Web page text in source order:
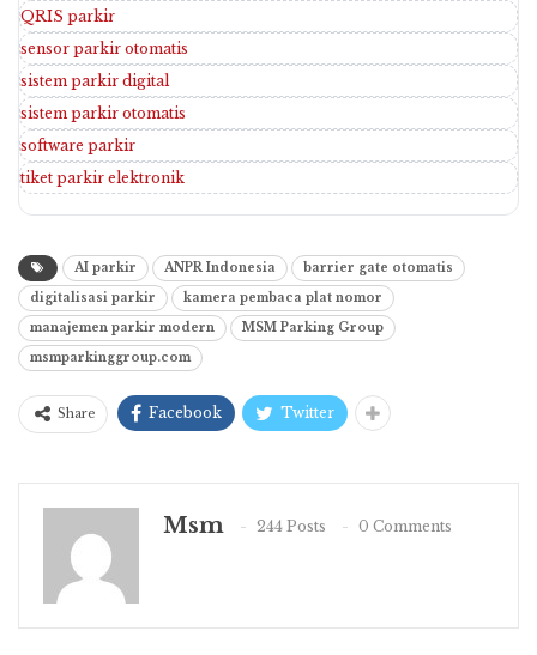
QRIS parkir
sensor parkir otomatis
sistem parkir digital
sistem parkir otomatis
software parkir
tiket parkir elektronik
AI parkir ANPR Indonesia
barrier gate otomatis
digitalisasi parkir
kamera pembaca plat nomor
manajemen parkir modern
MSM Parking Group
msmparkinggroup.com
Share Facebook Twitter
Msm 244 Posts 0 Comments